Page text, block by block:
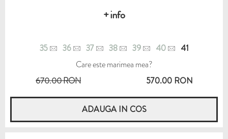
+ info
35 36 37 38 39 40
41
Care este marimea mea?
670.00 RON
570.00 RON
ADAUGA IN COS